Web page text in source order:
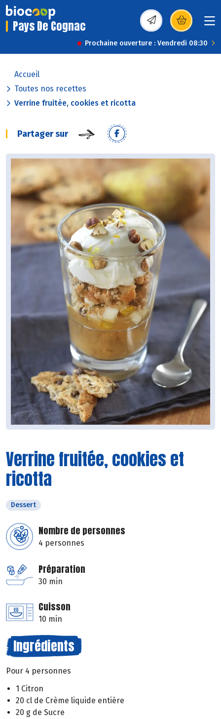
Pays De Cognac (s’ouvre dans une
Prochaine ouverture : Vendredi 08:30
Accueil
Toutes nos recettes
Verrine fruitée, cookies et ricotta
Partager sur
Verrine fruitée, cookies et
ricotta
Dessert
Nombre de personnes
4 personnes
Préparation
30 min
Cuisson
10 min
Ingrédients
Pour 4 personnes
1 Citron
20 cl de Crème liquide entière
20 g de Sucre